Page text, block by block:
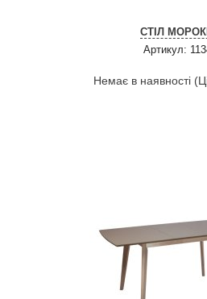
СТІЛ
Артикул:
Немає в наявності